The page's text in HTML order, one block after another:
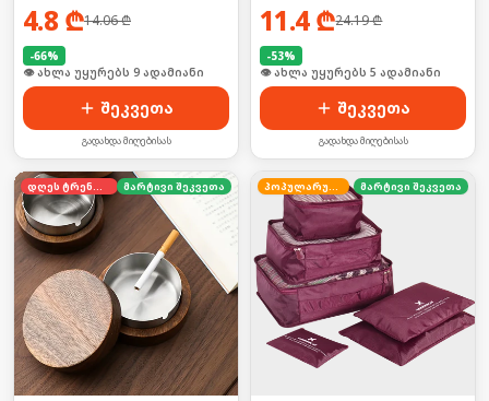
4.8 ₾14.06₾
-66%
🛒 ბოლო 24სთ-ში იყიდა 16-მა
შეკვეთა
გადახდა მიღებისას
11.4₾24.19₾
-53%
🛒 ბოლო 24სთ-ში იყიდა 11-მა
შეკვეთა
გადახდა მიღებისას
დღეს ტრენდში მარტივი შეკვეთა პოპულარული მარტივი შეკვეთა